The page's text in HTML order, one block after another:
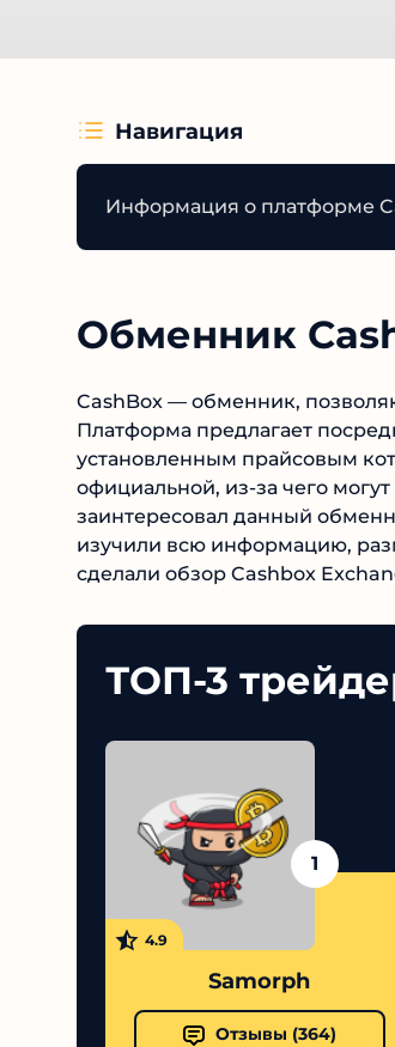
Навигация
Информация о платформе
Обменник
CashBox — обменник,
Платформа предлагает
установленным прайсовым
официальной, из-за чего
заинтересовал данный
изучили всю информацию,
сделали обзор Cashbox
ТОП-3
1
4.9
Samorph
Отзывы (364)